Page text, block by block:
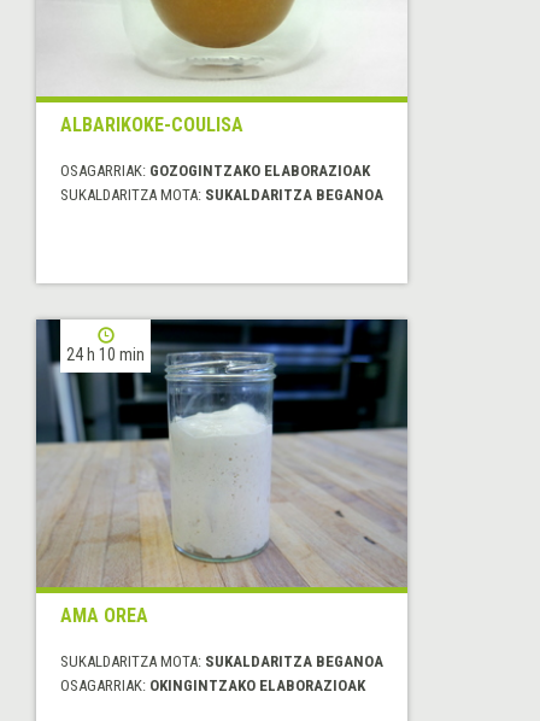
ALBARIKOKE-COULISA
OSAGARRIAK: GOZOGINTZAKO ELABORAZIOAK
SUKALDARITZA MOTA: SUKALDARITZA BEGANOA
24 h 10 min
AMA OREA
SUKALDARITZA MOTA: SUKALDARITZA BEGANOA
OSAGARRIAK: OKINGINTZAKO ELABORAZIOAK